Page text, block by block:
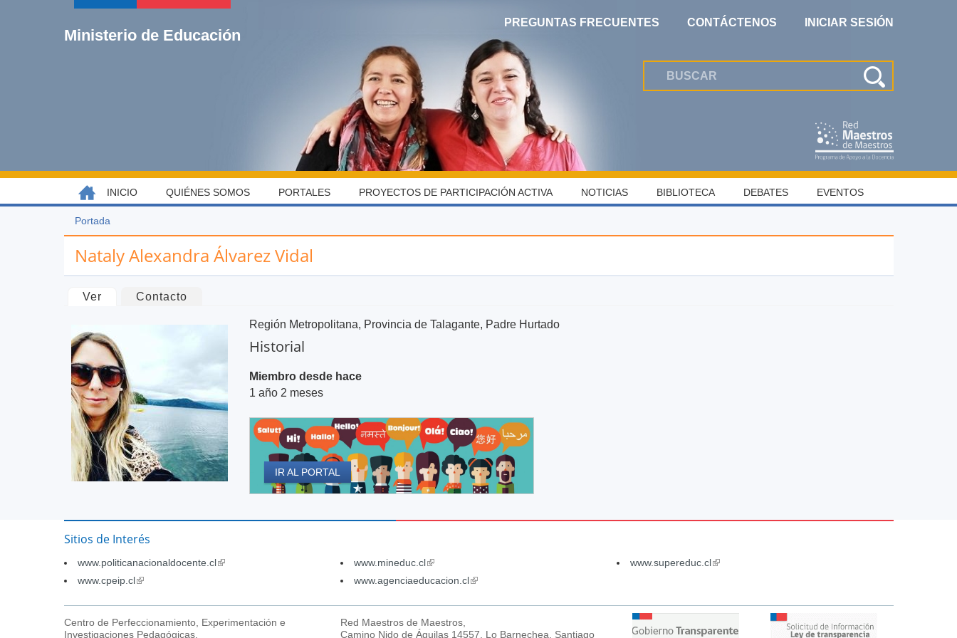
Ministerio de Educación
PREGUNTAS FRECUENTES CONTÁCTENOS INICIAR SESIÓN
Usted
está
aquí
Portada
Back
topNataly Alexandra Álvarez Vidal
Solapas
Ver (solapa activa)
Contacto
Región Metropolitana, Provincia de Talagante, Padre Hurtado
Historial
Miembro desde hace
1 año 2 meses
IR AL PORTAL
Back
MENÚ
PRINCIPAL
INICIO QUIÉNES SOMOS PORTALES PROYECTOS DE PARTICIPACIÓN ACTIVA NOTICIAS BIBLIOTECA DEBATES EVENTOS
Sitios de Interés
www.politicanacionaldocente.cl(link
www.mineduc.cl(link
is
www.supereduc.cl(link
www.cpeip.cl(link
external)
www.agenciaeducacion.cl(link
external)
Centro de Perfeccionamiento, Experimentación e
Investigaciones Pedagógicas,
Red Maestros de Maestros,
Camino Nido de Águilas 14557, Lo Barnechea, Santiago